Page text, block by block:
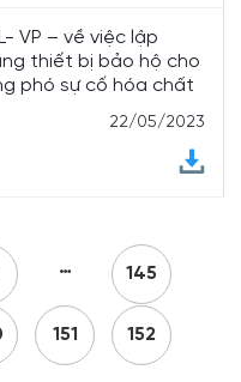
VP – về việc lập
thiết bị bảo hộ cho
phó sự cố hóa chất
22/05/2023
… 145
151 152